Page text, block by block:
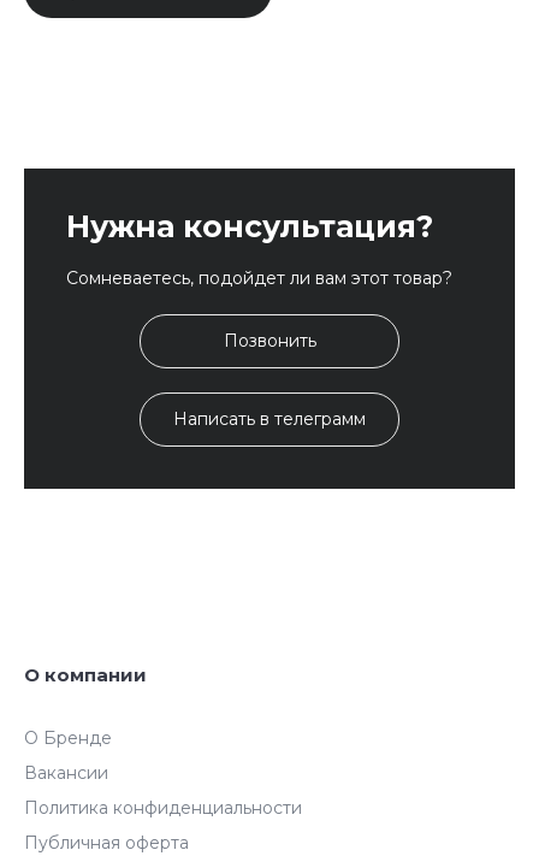
Нужна консультация?
Сомневаетесь, подойдет ли вам этот товар?
Позвонить
Написать в телеграмм
О компании
О Бренде
Вакансии
Политика конфиденциальности
Публичная оферта